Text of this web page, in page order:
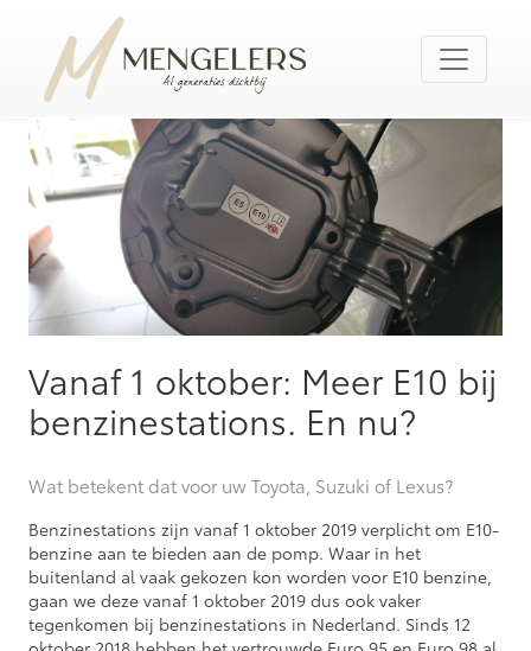
Vanaf 1 oktober: Meer E10 bij
benzinestations. En nu?
Wat betekent dat voor uw Toyota, Suzuki of Lexus?
Benzinestations zijn vanaf 1 oktober 2019 verplicht om E10-
benzine aan te bieden aan de pomp. Waar in het
buitenland al vaak gekozen kon worden voor E10 benzine,
gaan we deze vanaf 1 oktober 2019 dus ook vaker
tegenkomen bij benzinestations in Nederland. Sinds 12